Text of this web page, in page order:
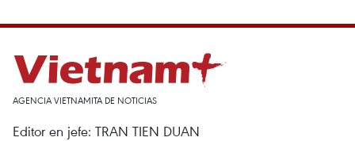
AGENCIA VIETNAMITA DE NOTICIAS
Editor en jefe: TRAN TIEN DUAN